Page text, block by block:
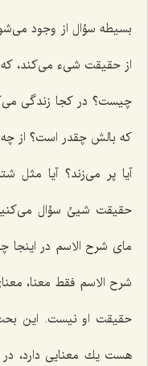
بسیطه سؤال از وجود
از حقیقت شیء مى‌كند،
چیست؟ در كجا زندگى
كه بالش چقدر است؟ از چه
آیا پر مى‌زند؟ آیا مثل
حقیقت شیئ سؤال
ماى شرح الاسم در اینجا
شرح الاسم فقط معنا،
حقیقت او نیست. این
هست یك معنایى دارد، در